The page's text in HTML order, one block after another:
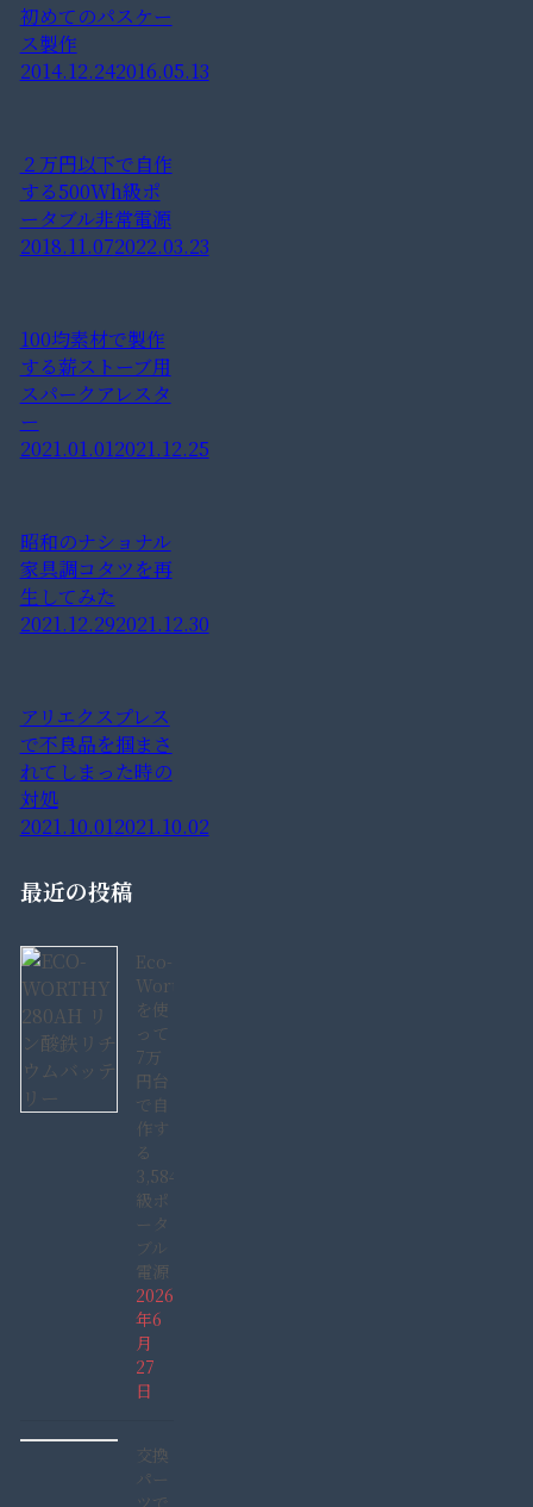
初めてのパスケー
ス製作
2014.12.242016.05.13
２万円以下で自作
する500Wh級ポ
ータブル非常電源
2018.11.072022.03.23
100均素材で製作
する薪ストーブ用
スパークアレスタ
ー
2021.01.012021.12.25
昭和のナショナル
家具調コタツを再
生してみた
2021.12.292021.12.30
アリエクスプレス
で不良品を掴まさ
れてしまった時の
対処
2021.10.012021.10.02
最近の投稿
Eco-
Worthy280AH
を使
って
7万
円台
で自
作す
る
3,584Wh
級ポ
ータ
ブル
電源
2026
年6
月
27
日
交換
パー